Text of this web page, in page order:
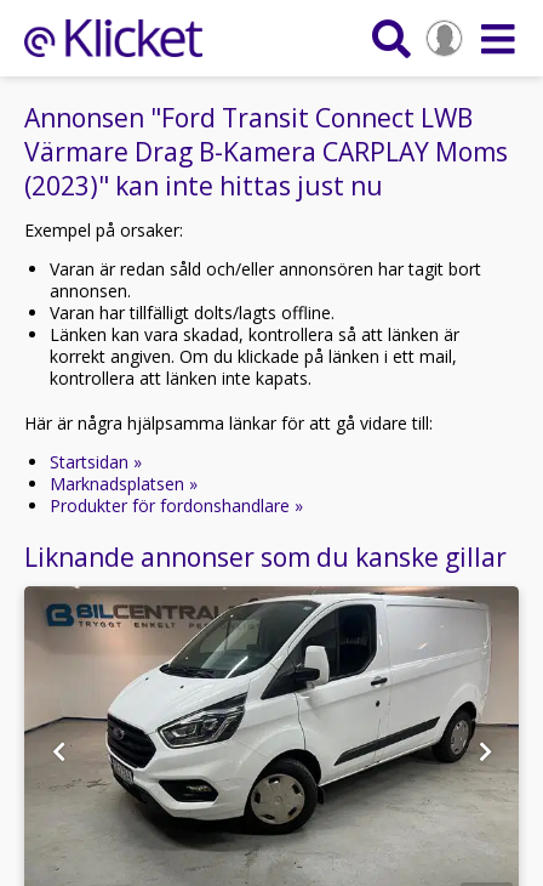
Annonsen "Ford Transit Connect LWB
Värmare Drag B-Kamera CARPLAY Moms
(2023)" kan inte hittas just nu
Exempel på orsaker:
Varan är redan såld och/eller annonsören har tagit bort
annonsen.
Varan har tillfälligt dolts/lagts offline.
Länken kan vara skadad, kontrollera så att länken är
korrekt angiven. Om du klickade på länken i ett mail,
kontrollera att länken inte kapats.
Här är några hjälpsamma länkar för att gå vidare till:
Startsidan »
Marknadsplatsen »
Produkter för fordonshandlare »
Liknande annonser som du kanske gillar